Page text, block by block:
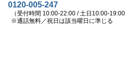
0120-005-247
（受付時間 10:00-22:00 / 土日10:00-19:00
※通話無料／祝日は該当曜日に準じる